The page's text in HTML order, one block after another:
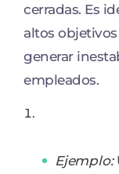
cerradas. Es
altos
generar
empleados.
Ejemplo: